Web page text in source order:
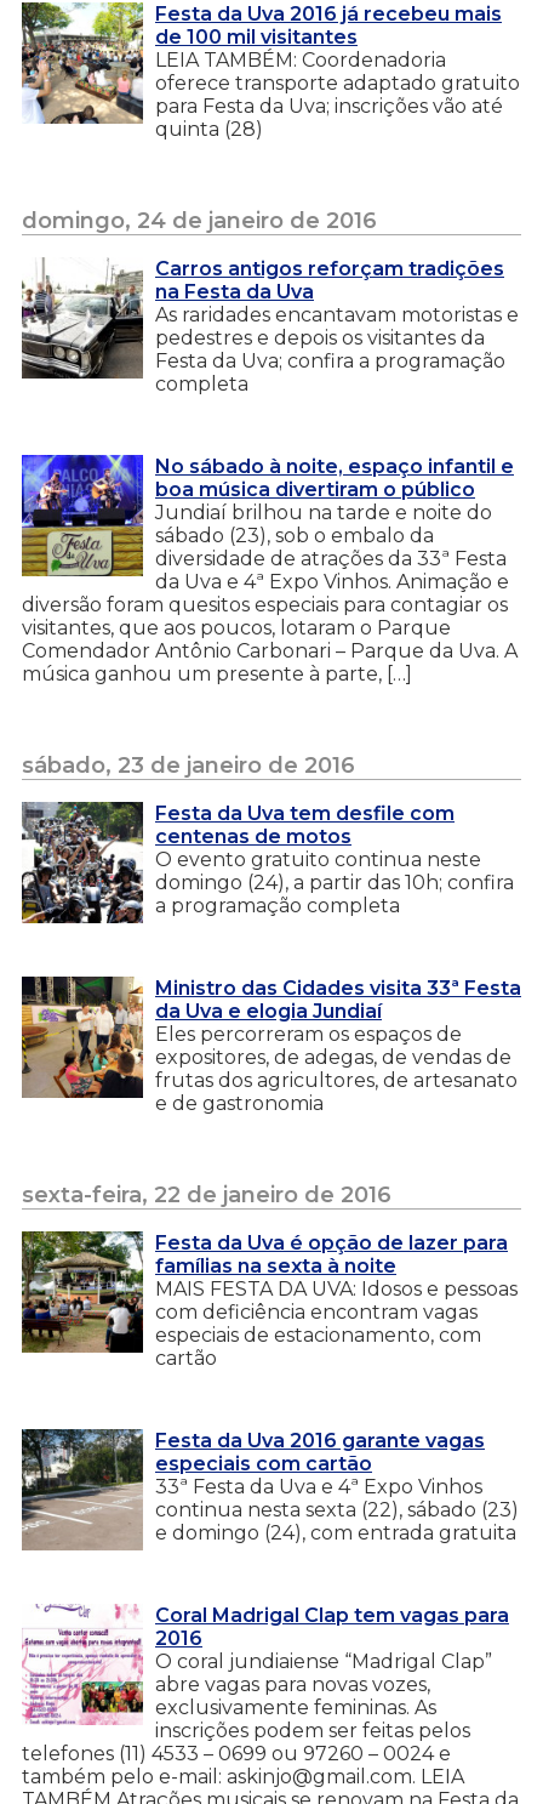
Festa da Uva 2016 já recebeu mais
de 100 mil visitantes
LEIA TAMBÉM: Coordenadoria
oferece transporte adaptado gratuito
para Festa da Uva; inscrições vão até
quinta (28)
domingo, 24 de janeiro de 2016
Carros antigos reforçam tradições
na Festa da Uva
As raridades encantavam motoristas e
pedestres e depois os visitantes da
Festa da Uva; confira a programação
completa
No sábado à noite, espaço infantil e
boa música divertiram o público
Jundiaí brilhou na tarde e noite do
sábado (23), sob o embalo da
diversidade de atrações da 33ª Festa
da Uva e 4ª Expo Vinhos. Animação e
diversão foram quesitos especiais para contagiar os
visitantes, que aos poucos, lotaram o Parque
Comendador Antônio Carbonari – Parque da Uva. A
música ganhou um presente à parte, […]
sábado, 23 de janeiro de 2016
Festa da Uva tem desfile com
centenas de motos
O evento gratuito continua neste
domingo (24), a partir das 10h; confira
a programação completa
Ministro das Cidades visita 33ª Festa
da Uva e elogia Jundiaí
Eles percorreram os espaços de
expositores, de adegas, de vendas de
frutas dos agricultores, de artesanato
e de gastronomia
sexta-feira, 22 de janeiro de 2016
Festa da Uva é opção de lazer para
famílias na sexta à noite
MAIS FESTA DA UVA: Idosos e pessoas
com deficiência encontram vagas
especiais de estacionamento, com
cartão
Festa da Uva 2016 garante vagas
especiais com cartão
33ª Festa da Uva e 4ª Expo Vinhos
continua nesta sexta (22), sábado (23)
e domingo (24), com entrada gratuita
Coral Madrigal Clap tem vagas para
2016
O coral jundiaiense “Madrigal Clap”
abre vagas para novas vozes,
exclusivamente femininas. As
inscrições podem ser feitas pelos
telefones (11) 4533 – 0699 ou 97260 – 0024 e
também pelo e-mail: askinjo@gmail.com. LEIA
TAMBÉM Atrações musicais se renovam na Festa da